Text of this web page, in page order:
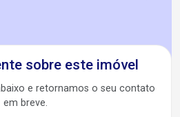
sobre este imóvel
e retornamos o seu contato
em breve.